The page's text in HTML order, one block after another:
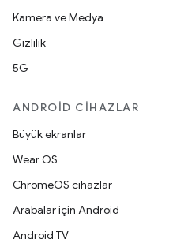
Kamera ve Medya
Gizlilik
5G
ANDROID CIHAZLAR
Büyük ekranlar
Wear OS
ChromeOS cihazlar
Arabalar için Android
Android TV